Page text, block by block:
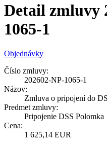
Detail zmluvy
1065-1
Objednávky
Číslo zmluvy:
202602-NP-1065-1
Názov:
Zmluva o pripojení do
Predmet zmluvy:
Pripojenie DSS Polomka
Cena:
1 625,14 EUR